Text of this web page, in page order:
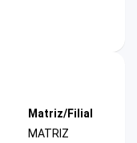
Matriz/Filial
MATRIZ